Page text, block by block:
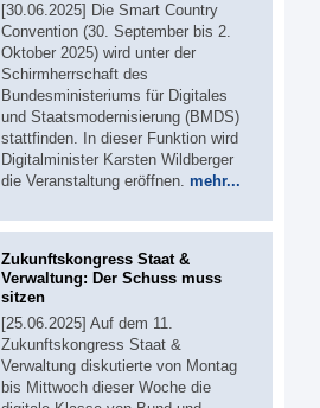
[30.06.2025] Die Smart Country
Convention (30. September bis 2.
Oktober 2025) wird unter der
Schirmherrschaft des
Bundesministeriums für Digitales
und Staatsmodernisierung (BMDS)
stattfinden. In dieser Funktion wird
Digitalminister Karsten Wildberger
die Veranstaltung eröffnen. mehr...
Zukunftskongress Staat &
Verwaltung: Der Schuss muss
sitzen
[25.06.2025] Auf dem 11.
Zukunftskongress Staat &
Verwaltung diskutierte von Montag
bis Mittwoch dieser Woche die